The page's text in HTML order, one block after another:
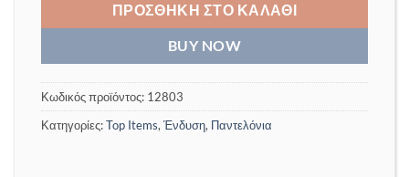
ΠΡΟΣΘΉΚΗ ΣΤΟ ΚΑΛΆΘΙ
BUY NOW
Κωδικός προϊόντος: 12803
Κατηγορίες:Top Items,Ένδυση, Παντελόνια